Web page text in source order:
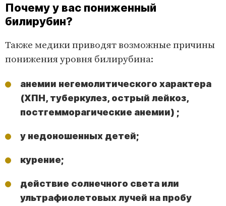
Почему у вас пониженный
билирубин?
Также медики приводят возможные причины
понижения уровня билирубина:
анемии негемолитического характера
(ХПН, туберкулез, острый лейкоз,
постгемморагические анемии) ;
у недоношенных детей;
курение;
действие солнечного света или
ультрафиолетовых лучей на пробу